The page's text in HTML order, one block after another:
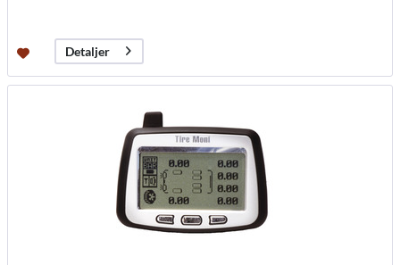
Detaljer